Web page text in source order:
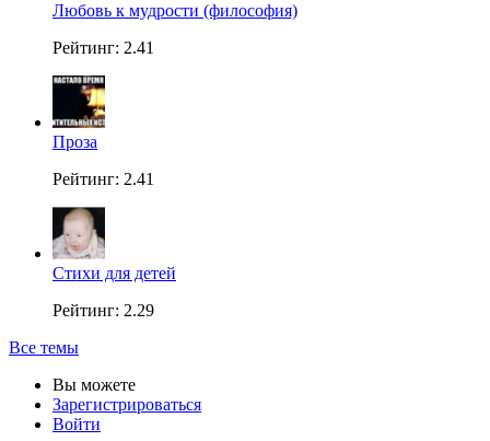
Любовь к мудрости (философия)
Рейтинг: 2.41
Проза
Рейтинг: 2.41
Стихи для детей
Рейтинг: 2.29
Все темы
Вы можете
Зарегистрироваться
Войти